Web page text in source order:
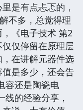
是有点忐忑的，
不多，总觉得理
《电子技术 第2
仅停留在原理层
在讲解元器件选
是多少，还会告
容还是陶瓷电
的经验分享，